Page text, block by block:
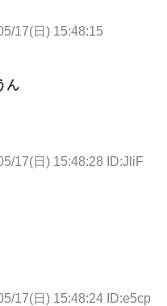
17(日) 15:48:15
ん
17(日) 15:48:28 ID:JliF
17(日) 15:48:24 ID:e5cp